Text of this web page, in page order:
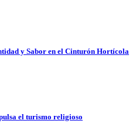
y Sabor en el Cinturón Hortícola
el turismo religioso